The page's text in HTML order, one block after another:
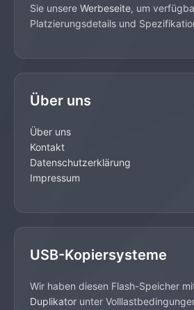
Sie unsere Werbeseite, um
Platzierungsdetails und
Über uns
Über uns
Kontakt
Datenschutzerklärung
Impressum
USB-Kopiersysteme
Wir haben diesen Flash-Speicher
Duplikator unter